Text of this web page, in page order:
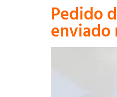
Pedido
enviado